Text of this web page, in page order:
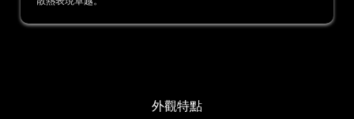
外觀特點